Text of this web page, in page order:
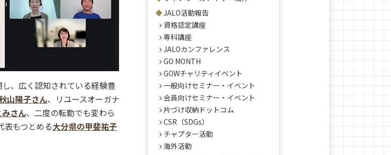
、広く認知されている経験豊
山陽子さん、リユースオーガナ
さん、二度の転勤でも変わら
表もつとめる大分県の甲斐祐子
JALO活動報告
資格認定講座
専科講座
JALOカンファレンス
GO MONTH
GOWチャリティイベント
一般向けセミナー・イベント
会員向けセミナー・イベント
片づけ収納ドットコム
CSR（SDGs）
チャプター活動
海外活動